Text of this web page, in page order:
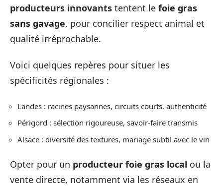
producteurs innovants tentent le foie gras
sans gavage, pour concilier respect animal et
qualité irréprochable.
Voici quelques repères pour situer les
spécificités régionales :
Landes : racines paysannes, circuits courts, authenticité
Périgord : sélection rigoureuse, savoir-faire transmis
Alsace : diversité des textures, mariage subtil avec le vin
Opter pour un producteur foie gras local ou la
vente directe, notamment via les réseaux en